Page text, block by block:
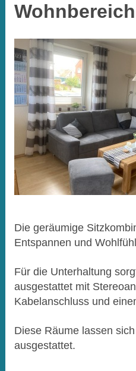
Wohnbereich
Die geräumige
Entspannen und
Für die Unterhaltung
ausgestattet mit
Kabelanschluss und
Diese Räume lassen
ausgestattet.